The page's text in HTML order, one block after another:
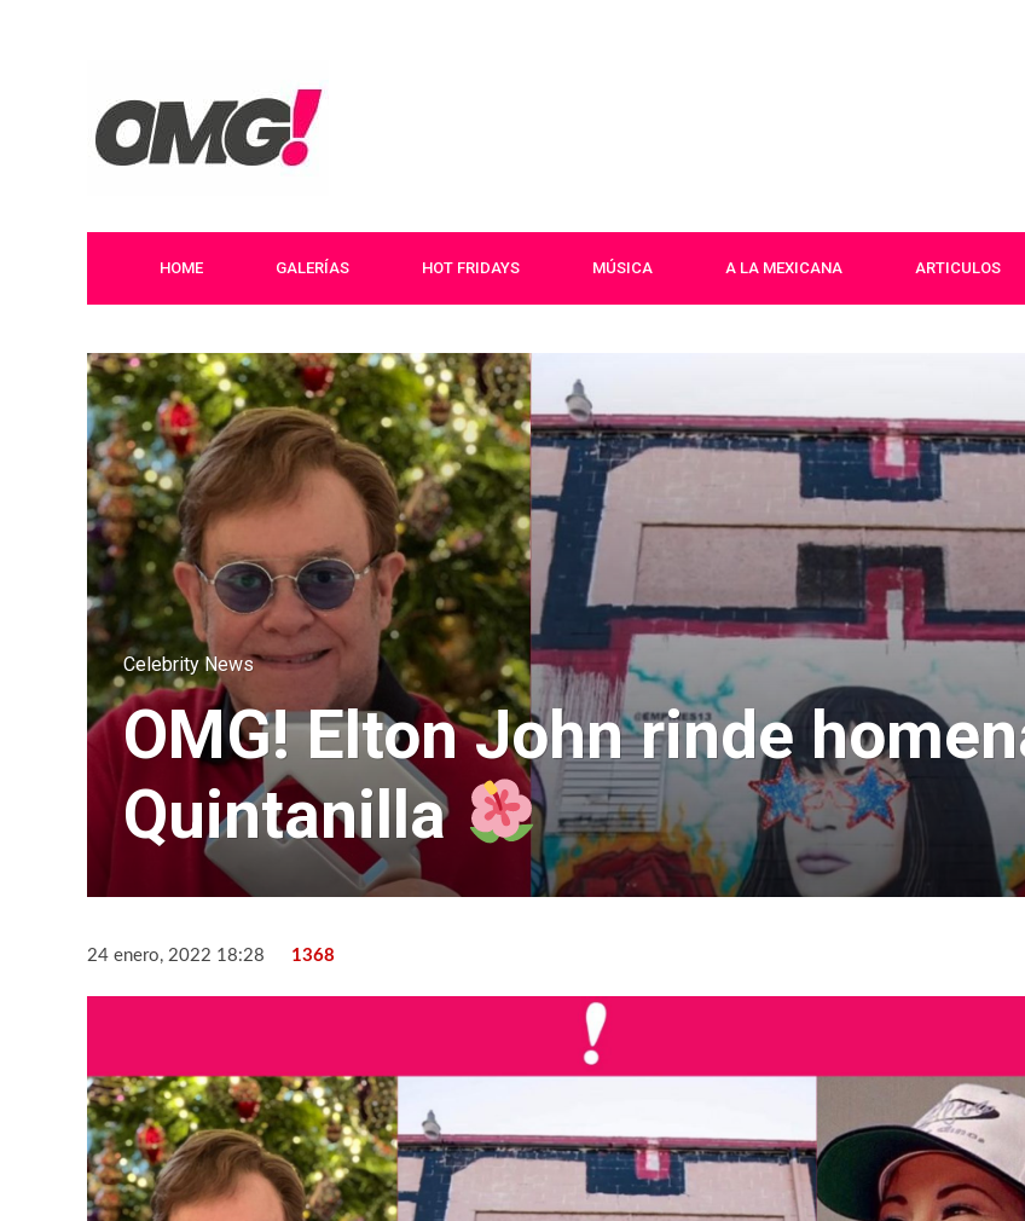
HOME GALERÍAS HOT FRIDAYS MÚSICA A LA MEXICANA ARTICULOS
Celebrity News
OMG! Elton John rinde
Quintanilla
24 enero, 2022 18:28 1368